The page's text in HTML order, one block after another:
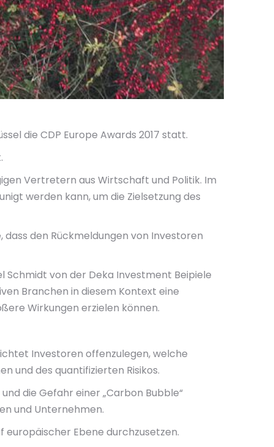
die CDP Europe Awards 2017 statt.
Vertretern aus Wirtschaft und Politik. Im
werden kann, um die Zielsetzung des
den Rückmeldungen von Investoren
Schmidt von der Deka Investment Beipiele
Branchen in diesem Kontext eine
Wirkungen erzielen können.
Investoren offenzulegen, welche
und des quantifizierten Risikos.
die Gefahr einer „Carbon Bubble“
und Unternehmen.
Ebene durchzusetzen.